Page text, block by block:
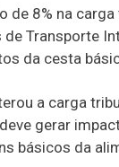
de 8% na
Transporte
da cesta
a carga
gerar
básicos da